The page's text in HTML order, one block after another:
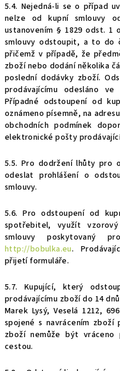
5.4. Nejedná-li se o případ
nelze od kupní smlouvy
ustanovením § 1829 odst. 1
smlouvy odstoupit, a to do
přičemž v případě, že
zboží nebo dodání několika
poslední dodávky zboží.
prodávajícímu odesláno
Případné odstoupení od
oznámeno písemně, na
obchodních podmínek
elektronické pošty
5.5. Pro dodržení lhůty pro
odeslat prohlášení o
smlouvy.
5.6. Pro odstoupení od
spotřebitel, využít
smlouvy poskytovaný
http://bobulka.eu.
přijetí formuláře.
5.7. Kupující, který
prodávajícímu zboží do 14
Marek Lysý, Veselá 1212,
spojené s navrácením
zboží nemůže být
cestou.